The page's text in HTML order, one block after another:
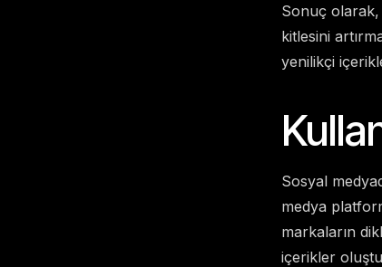
Sonuç olarak,
kitlesini
yenilikçi
Sosyal
medya
markaların
içerikler